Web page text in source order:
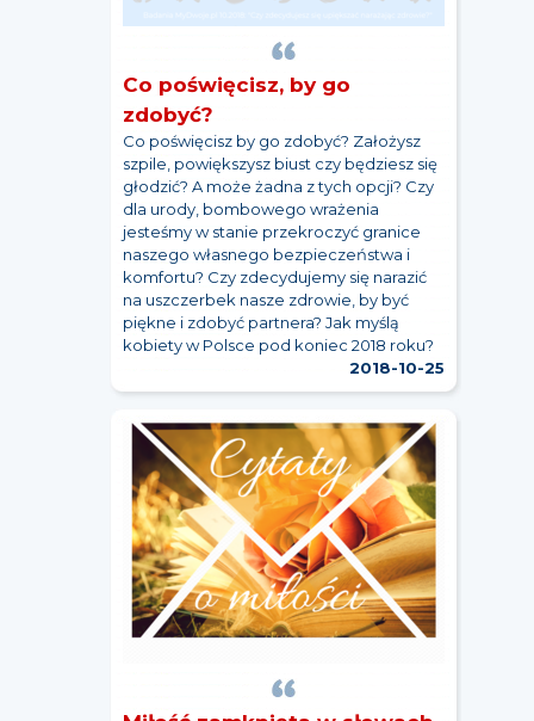
Co poświęcisz, by go
zdobyć?
Co poświęcisz by go zdobyć? Założysz
szpile, powiększysz biust czy będziesz się
głodzić? A może żadna z tych opcji? Czy
dla urody, bombowego wrażenia
jesteśmy w stanie przekroczyć granice
naszego własnego bezpieczeństwa i
komfortu? Czy zdecydujemy się narazić
na uszczerbek nasze zdrowie, by być
piękne i zdobyć partnera? Jak myślą
kobiety w Polsce pod koniec 2018 roku?
2018-10-25